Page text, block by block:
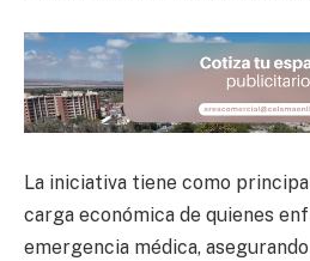
La iniciativa tiene como
carga económica de quienes
emergencia médica,